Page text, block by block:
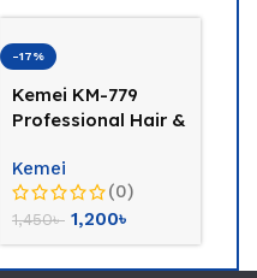
-17%
Kemei KM-779
Professional Hair &
Kemei
(0)
1,450৳ 1,200৳